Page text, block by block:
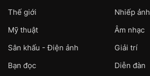
Thế giới
Nhiếp ảnh
Mỹ thuật
Âm nhạc
Sân khấu - Điện ảnh
Giải trí
Bạn đọc
Diễn đàn